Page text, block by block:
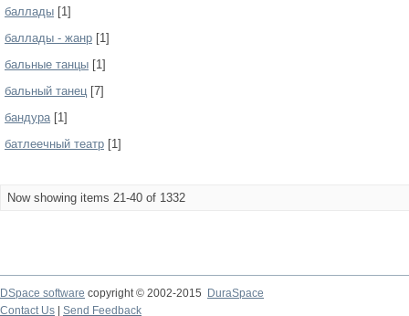
баллады [1]
баллады - жанр [1]
бальные танцы [1]
бальный танец [7]
бандура[1]
батлеечный театр [1]
Now showing items 21-40 of 1332
DSpace software copyright © 2002-2015
DuraSpace
Contact Us
Send Feedback